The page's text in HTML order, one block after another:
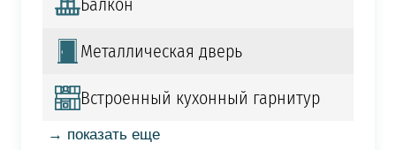
Металлическая дверь
Встроенный кухонный гарнитур
→ показать еще